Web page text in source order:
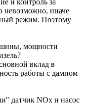
невозможно, иначе
режим. Поэтому
мощности
вклад в
работы с дампом
датчик NOx и насос